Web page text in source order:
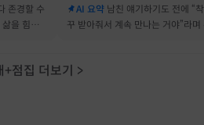
존경할 수
을 힘들게
AI 요약 남친 얘기하기도 전에 “
꾸 받아줘서 계속 만나는 거야”라며
점집 더보기 >